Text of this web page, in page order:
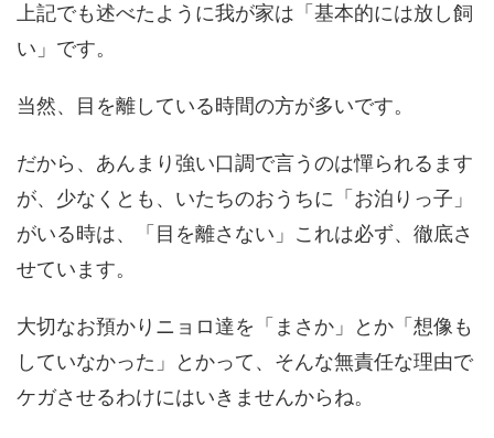
上記でも述べたように我が家は「基本的には放し飼
い」です。
当然、目を離している時間の方が多いです。
だから、あんまり強い口調で言うのは憚られるます
が、少なくとも、いたちのおうちに「お泊りっ子」
がいる時は、「目を離さない」これは必ず、徹底さ
せています。
大切なお預かりニョロ達を「まさか」とか「想像も
していなかった」とかって、そんな無責任な理由で
ケガさせるわけにはいきませんからね。